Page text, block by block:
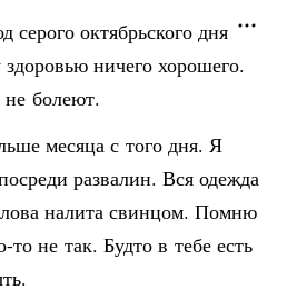
серого октябрьского дня
ничего хорошего.
болеют.
месяца с того дня. Я
развалин. Вся одежда
налита свинцом. Помню
то не так. Будто в тебе есть